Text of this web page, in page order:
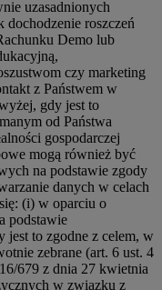
uzasadnionych
dochodzenie roszczeń
Demo lub
czy marketing
z Państwem w
gdy jest to
od Państwa
gospodarczej
mogą również być
na podstawie zgody
danych w celach
(i) w oparciu o
podstawie
jest to zgodne z celem, w
zebrane (art. 6 ust. 4
679 z dnia 27 kwietnia
w związku z